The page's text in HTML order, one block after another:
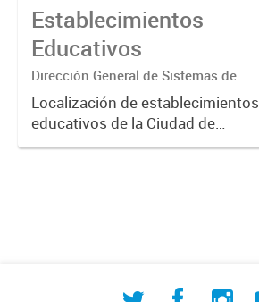
Establecimientos
Educativos
Dirección General de Sistemas de
Información Geográfica
Localización de establecimientos
educativos de la Ciudad de
Corrientes